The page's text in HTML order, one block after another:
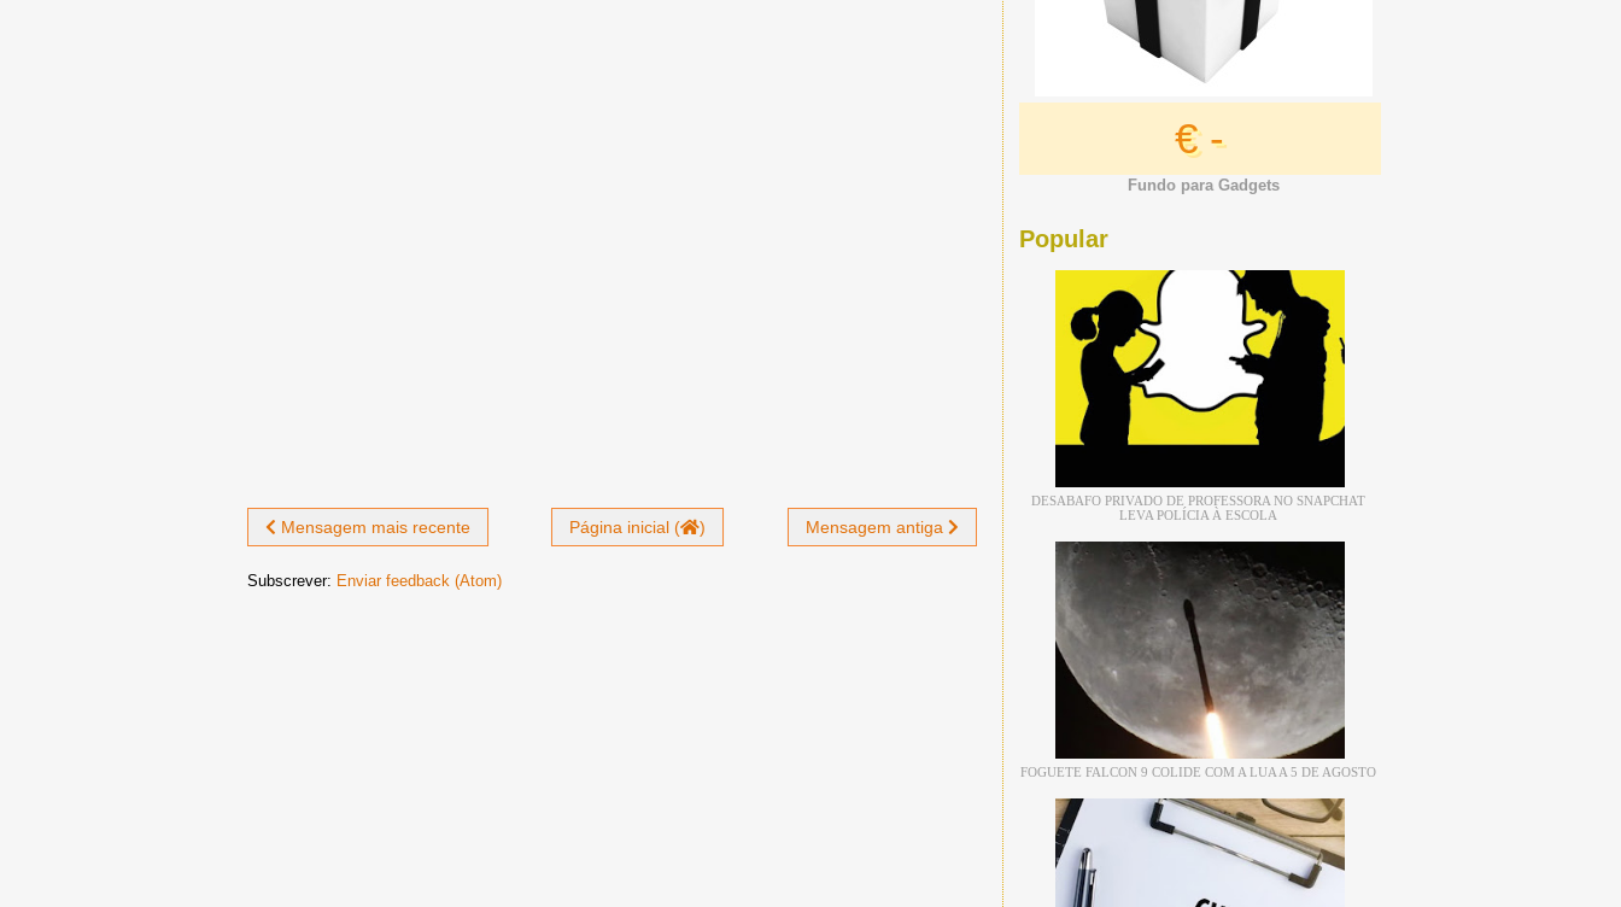
Mensagem mais recente Mensagem antiga
Página inicial ( )
Subscrever: Enviar feedback (Atom)
€ -
Fundo para Gadgets
Popular
DESABAFO PRIVADO DE PROFESSORA NO SNAPCHAT
LEVA POLÍCIA À ESCOLA
FOGUETE FALCON 9 COLIDE COM A LUA A 5 DE AGOSTO